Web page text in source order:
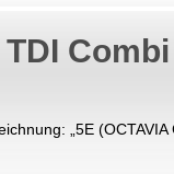
Combi
„ 5E